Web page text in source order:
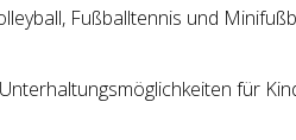
Fußballtennis und
für